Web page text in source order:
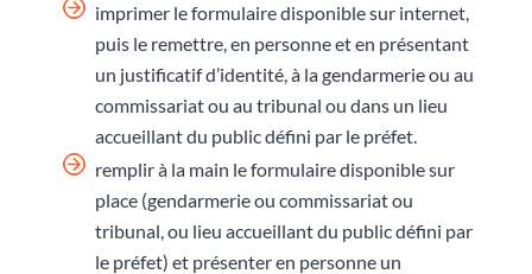
imprimer le formulaire disponible sur internet,
puis le remettre, en personne et en présentant
un justificatif d’identité, à la gendarmerie ou au
commissariat ou au tribunal ou dans un lieu
accueillant du public défini par le préfet.
remplir à la main le formulaire disponible sur
place (gendarmerie ou commissariat ou
tribunal, ou lieu accueillant du public défini par
le préfet) et présenter en personne un